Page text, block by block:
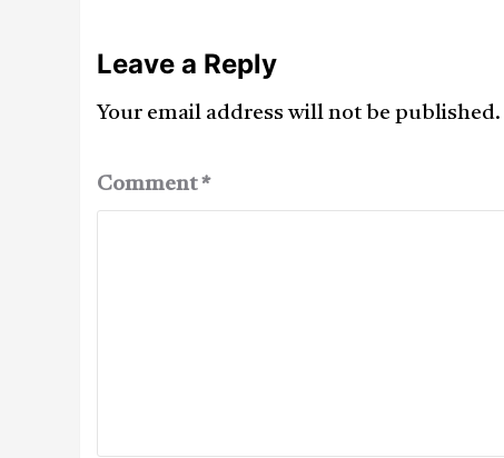
Leave a Reply
Your email address will not be published.
Comment*